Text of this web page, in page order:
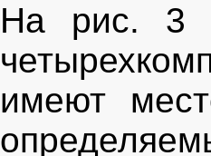
На рис. 3
имеют